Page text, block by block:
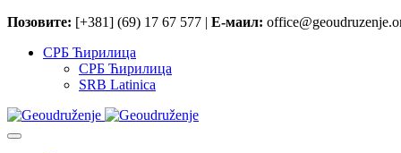
Позовите: [+381] (69) 17 67 577 | Е-маил:
СРБ Ћирилица
СРБ Ћирилица
SRB Latinica